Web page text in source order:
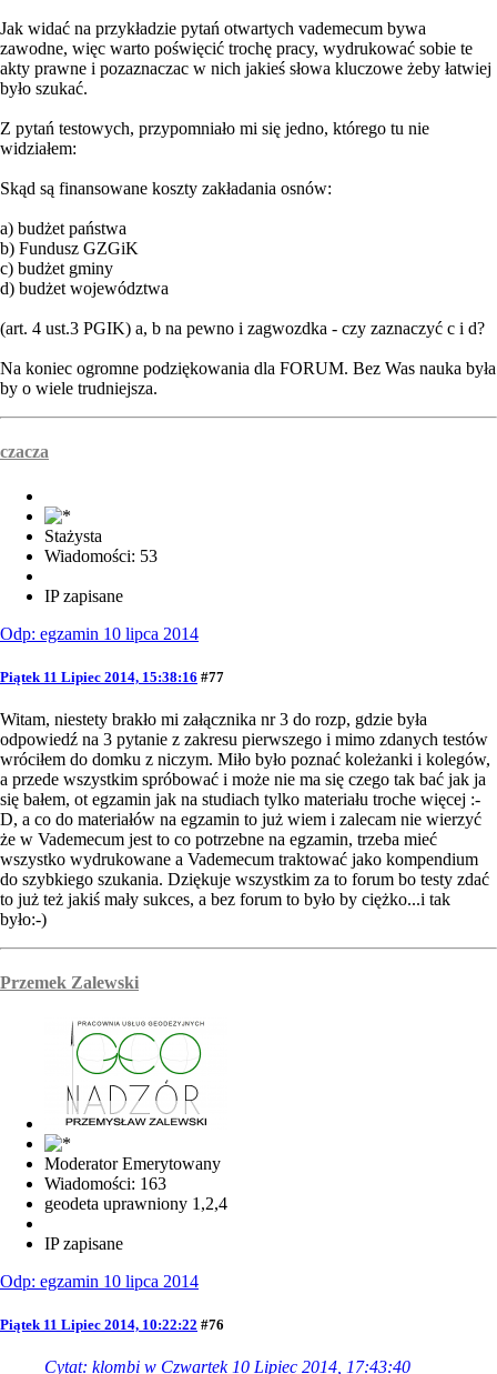
Jak widać na przykładzie pytań otwartych vademecum bywa
zawodne, więc warto poświęcić trochę pracy, wydrukować sobie te
akty prawne i pozaznaczac w nich jakieś słowa kluczowe żeby łatwiej
było szukać.
Z pytań testowych, przypomniało mi się jedno, którego tu nie
widziałem:
Skąd są finansowane koszty zakładania osnów:
a) budżet państwa
b) Fundusz GZGiK
c) budżet gminy
d) budżet województwa
(art. 4 ust.3 PGIK) a, b na pewno i zagwozdka - czy zaznaczyć c i d?
Na koniec ogromne podziękowania dla FORUM. Bez Was nauka była
by o wiele trudniejsza.
czacza
Stażysta
Wiadomości: 53
IP zapisane
Odp: egzamin 10 lipca 2014
Piątek 11 Lipiec 2014, 15:38:16 #77
Witam, niestety brakło mi załącznika nr 3 do rozp, gdzie była
odpowiedź na 3 pytanie z zakresu pierwszego i mimo zdanych testów
wróciłem do domku z niczym. Miło było poznać koleżanki i kolegów,
a przede wszystkim spróbować i może nie ma się czego tak bać jak ja
się bałem, ot egzamin jak na studiach tylko materiału troche więcej :-
D, a co do materiałów na egzamin to już wiem i zalecam nie wierzyć
że w Vademecum jest to co potrzebne na egzamin, trzeba mieć
wszystko wydrukowane a Vademecum traktować jako kompendium
do szybkiego szukania. Dziękuje wszystkim za to forum bo testy zdać
to już też jakiś mały sukces, a bez forum to było by ciężko...i tak
było:-)
Przemek Zalewski
Moderator Emerytowany
Wiadomości: 163
geodeta uprawniony 1,2,4
IP zapisane
Odp: egzamin 10 lipca 2014
Piątek 11 Lipiec 2014, 10:22:22 #76
Cytat: klombi w Czwartek 10 Lipiec 2014, 17:43:40